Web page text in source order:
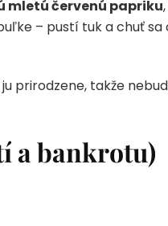
mletú červenú papriku
– pustí tuk a chuť
prirodzene, takže
a bankrotu)